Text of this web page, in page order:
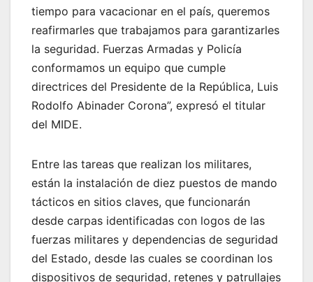
tiempo para vacacionar en el país, queremos
reafirmarles que trabajamos para garantizarles
la seguridad. Fuerzas Armadas y Policía
conformamos un equipo que cumple
directrices del Presidente de la República, Luis
Rodolfo Abinader Corona”, expresó el titular
del MIDE.
Entre las tareas que realizan los militares,
están la instalación de diez puestos de mando
tácticos en sitios claves, que funcionarán
desde carpas identificadas con logos de las
fuerzas militares y dependencias de seguridad
del Estado, desde las cuales se coordinan los
dispositivos de seguridad, retenes y patrullajes